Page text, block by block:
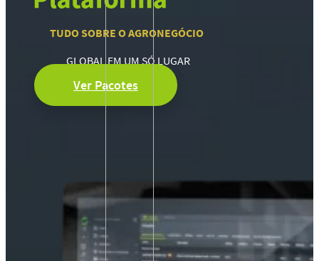
TUDO SOBRE O AGRONEGÓCIO
GLOBAL EM UM SÓ LUGAR
Ver Pacotes